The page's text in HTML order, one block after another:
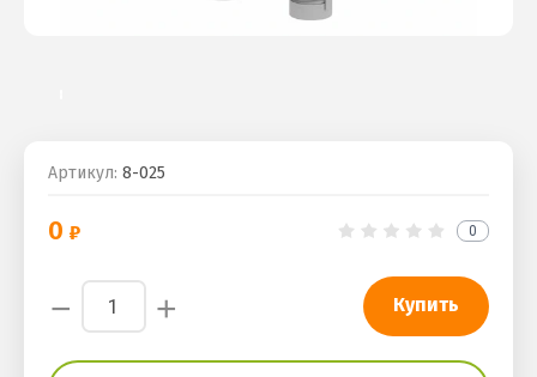
Артикул: 8-025
0 0
− + Купить